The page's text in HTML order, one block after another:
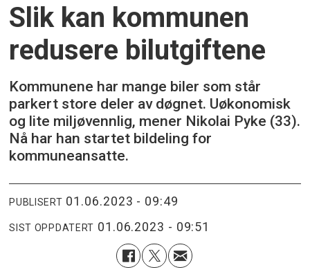
Slik kan kommunen
redusere bilutgiftene
Kommunene har mange biler som står
parkert store deler av døgnet. Uøkonomisk
og lite miljøvennlig, mener Nikolai Pyke (33).
Nå har han startet bildeling for
kommuneansatte.
PUBLISERT 01.06.2023 - 09:49
SIST OPPDATERT 01.06.2023 - 09:51